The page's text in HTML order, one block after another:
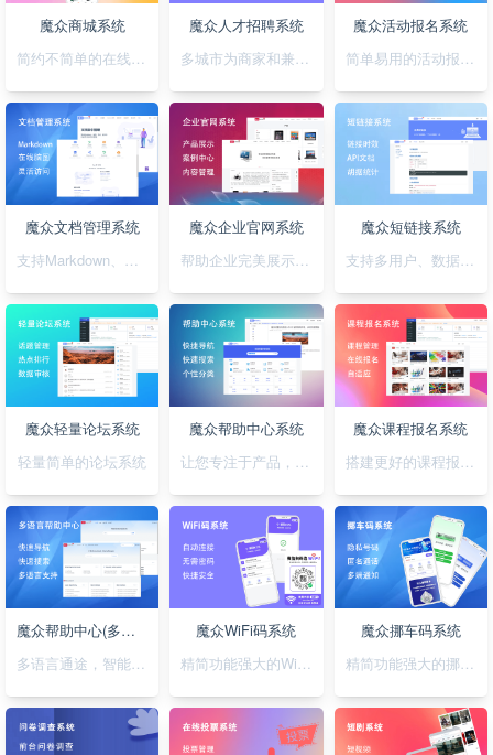
魔众商城系统
简约不简单的在线商城系统
魔众人才招聘系统
多城市为商家和兼职者的提供精准对接平台
魔众活动报名系统
简单易用的活动报名系统
魔众文档管理系统
支持Markdown、图表、脑图、富文本的文档管理系统
魔众企业官网系统
帮助企业完美展示自己的形象
魔众短链接系统
支持多用户、数据统计、API对接的短链接系统
魔众轻量论坛系统
轻量简单的论坛系统
魔众帮助中心系统
让您专注于产品，无需为帮助中心的建设担忧
魔众课程报名系统
搭建更好的课程报名系统
魔众帮助中心(多语言)系统
多语言通途，智能助您，轻松搭建无障碍帮助系统
魔众WiFi码系统
精简功能强大的WiFi码小程序
魔众挪车码系统
精简功能强大的挪车码小程序